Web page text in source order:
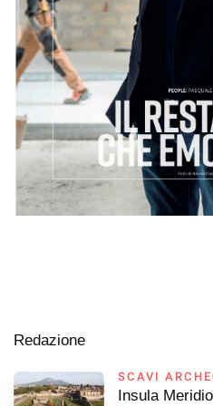
Redazione
SCAVI
Insula